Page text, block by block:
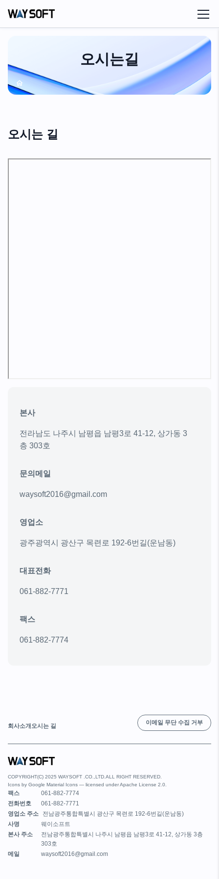
오시는길
오시는 길
본사
전라남도 나주시 남평읍 남평3로 41-12, 상가동 3
층 303호
문의메일
waysoft2016@gmail.com
영업소
광주광역시 광산구 목련로 192-6번길(운남동)
대표전화
061-882-7771
팩스
061-882-7774
회사소개 오시는 길 이메일 무단 수집 거부
COPYRIGHT(C) 2025 WAYSOFT .CO.,LTD.ALL RIGHT RESERVED.
Icons by Google Material Icons — licensed underApache License 2.0
팩스
061-882-7774
전화번호
061-882-7771
영업소 주소
전남광주통합특별시 광산구 목련로 192-6번길(운남동)
사명
웨이소프트
본사 주소
전남광주통합특별시 나주시 남평읍 남평3로 41-12, 상가동 3층
303호
메일
waysoft2016@gmail.com